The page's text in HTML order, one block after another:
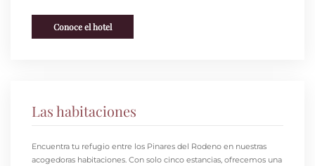
Conoce el hotel
Las habitaciones
Encuentra tu refugio entre los Pinares del Rodeno en nuestras
acogedoras habitaciones. Con solo cinco estancias, ofrecemos una